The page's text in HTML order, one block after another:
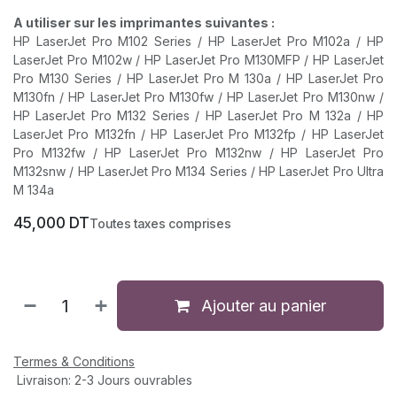
A utiliser sur les imprimantes suivantes :
HP LaserJet Pro M102 Series / HP LaserJet Pro M102a / HP
LaserJet Pro M102w / HP LaserJet Pro M130MFP / HP LaserJet
Pro M130 Series / HP LaserJet Pro M 130a / HP LaserJet Pro
M130fn / HP LaserJet Pro M130fw / HP LaserJet Pro M130nw /
HP LaserJet Pro M132 Series / HP LaserJet Pro M 132a / HP
LaserJet Pro M132fn / HP LaserJet Pro M132fp / HP LaserJet
Pro M132fw / HP LaserJet Pro M132nw / HP LaserJet Pro
M132snw / HP LaserJet Pro M134 Series / HP LaserJet Pro Ultra
M 134a
45,000 DTToutes taxes comprises
Ajouter au panier
Termes & Conditions
Livraison: 2-3 Jours ouvrables